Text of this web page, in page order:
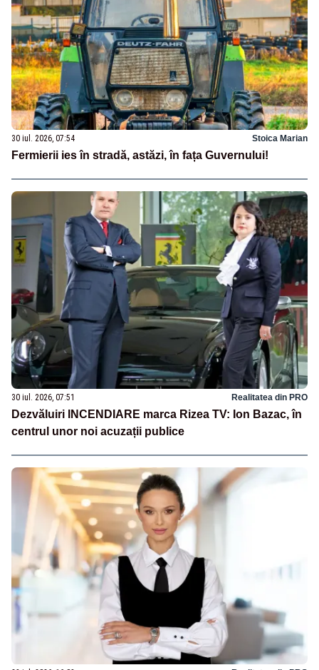
30 iul. 2026, 07:54 Stoica Marian
Fermierii ies în stradă, astăzi, în fața Guvernului!
30 iul. 2026, 07:51 Realitatea din PRO
Dezvăluiri INCENDIARE marca Rizea TV: Ion Bazac, în
centrul unor noi acuzații publice